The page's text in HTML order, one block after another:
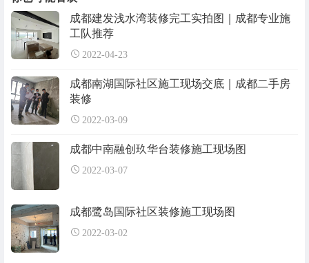
成都建发浅水湾装修完工实拍图｜成都专业施
工队推荐
2022-04-23
成都南湖国际社区施工现场交底｜成都二手房
装修
2022-03-09
成都中南融创玖华台装修施工现场图
2022-03-07
成都鹭岛国际社区装修施工现场图
2022-03-02